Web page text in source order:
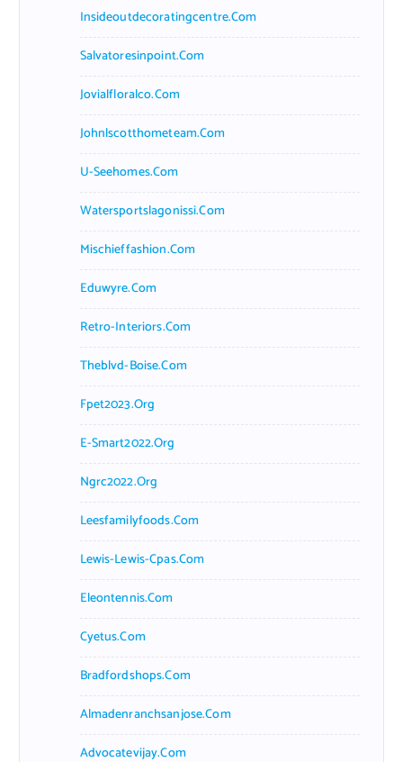
Insideoutdecoratingcentre.com
Salvatoresinpoint.com
Jovialfloralco.com
Johnlscotthometeam.com
U-Seehomes.com
Watersportslagonissi.com
Mischieffashion.com
Eduwyre.com
Retro-Interiors.com
Theblvd-Boise.com
Fpet2023.org
E-Smart2022.org
Ngrc2022.org
Leesfamilyfoods.com
Lewis-Lewis-Cpas.com
Eleontennis.com
Cyetus.com
Bradfordshops.com
Almadenranchsanjose.com
Advocatevijay.com